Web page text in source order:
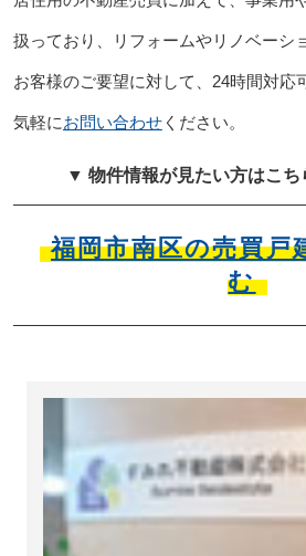
扱っており、リフォームやリノベーシ
お客様のご要望に対して、24時間対応
気軽にお問い合わせください。
▼ 物件情報が見たい方はこ
福岡市南区の売買戸
む